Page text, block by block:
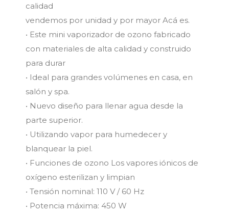
calidad
vendemos por unidad y por mayor Acá es.
• Este mini vaporizador de ozono fabricado
con materiales de alta calidad y construido
para durar
• Ideal para grandes volúmenes en casa, en
salón y spa.
• Nuevo diseño para llenar agua desde la
parte superior.
• Utilizando vapor para humedecer y
blanquear la piel.
• Funciones de ozono Los vapores iónicos de
oxígeno esterilizan y limpian
• Tensión nominal: 110 V / 60 Hz
• Potencia máxima: 450 W